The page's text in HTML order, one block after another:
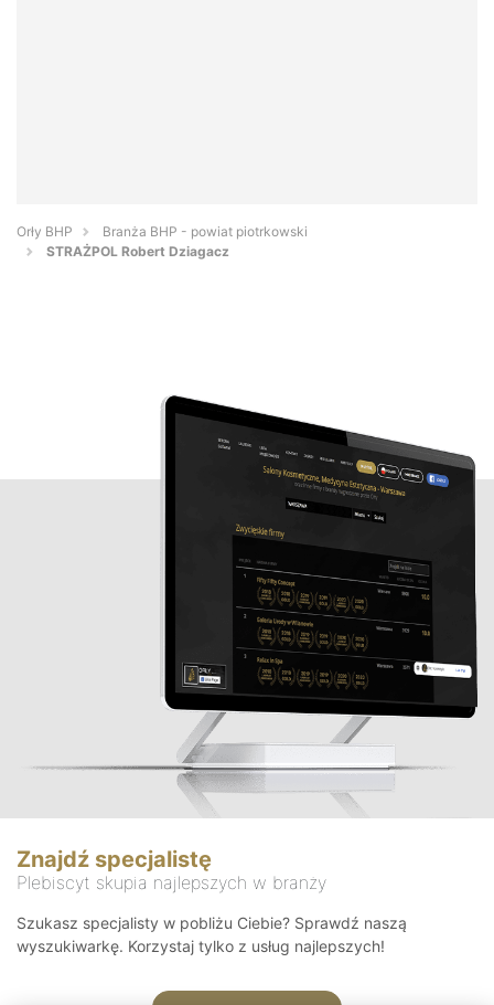
Orły BHP
Branża BHP - powiat piotrkowski
STRAŻPOL Robert Dziagacz
Znajdź specjalistę
Plebiscyt skupia najlepszych w branży
Szukasz specjalisty w pobliżu Ciebie? Sprawdź naszą
wyszukiwarkę. Korzystaj tylko z usług najlepszych!